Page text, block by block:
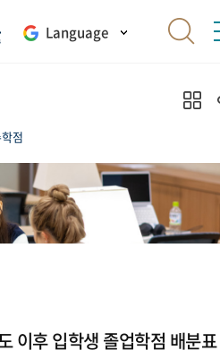
Language
점
이후 입학생 졸업학점 배분표